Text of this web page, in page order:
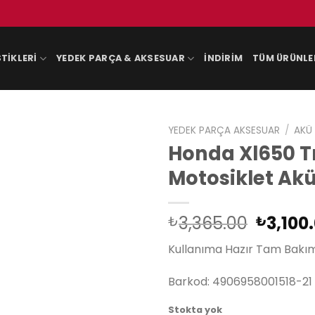
YEDEK PARÇA & AKSESUAR İNDIRIM TÜM
YEDEK PARÇA AKSESUAR / AKÜ
Honda Xl650
Motosiklet
₺3,365.00
fiyat:
₺
Kullanıma Hazır Tam
Barkod: 4906958001518-21
Stokta yok